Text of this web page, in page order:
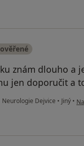
znám dlouho a
jen doporučit a
Neurologie Dejvice • Jiný •